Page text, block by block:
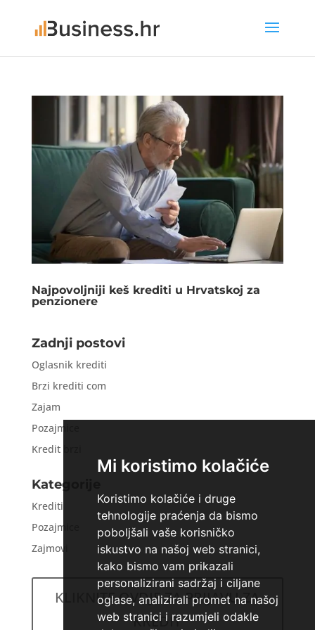
Mi koristimo kolačiće
Koristimo kolačiće i druge
tehnologije praćenja da bismo
poboljšali vaše korisničko
iskustvo na našoj web stranici,
kako bismo vam prikazali
personalizirani sadržaj i ciljane
oglase, analizirali promet na našoj
web stranici i razumjeli odakle
Najpovoljniji keš krediti u Hrvatskoj za
penzionere
Zadnji postovi
Oglasnik krediti
Brzi krediti com
Zajam
Pozajmice
Kredit brzi
Kategorije
Krediti
Pozajmice
Zajmovi
KLIKNITE OVDJE ZA PRIJAVU ZA
KREDIT